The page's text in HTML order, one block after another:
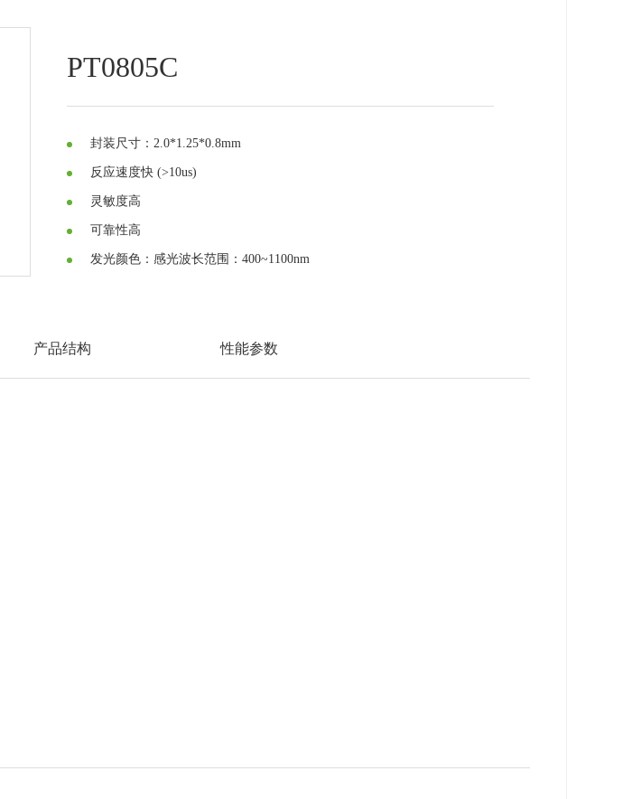
PT0805C
封装尺寸：2.0*1.25*0.8mm
反应速度快 (>10us)
灵敏度高
可靠性高
发光颜色：感光波长范围：400~1100nm
产品结构 性能参数